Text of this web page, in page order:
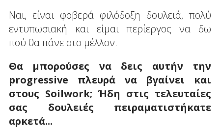
Ναι, είναι φοβερά φιλόδοξη δουλειά, πολύ
εντυπωσιακή και είμαι περίεργος να δω
πού θα πάνε στο μέλλον.
Θα μπορούσες να δεις αυτήν την
progressive πλευρά να βγαίνει και
στους Soilwork; Ήδη στις τελευταίες
σας δουλειές πειραματιστήκατε
αρκετά...